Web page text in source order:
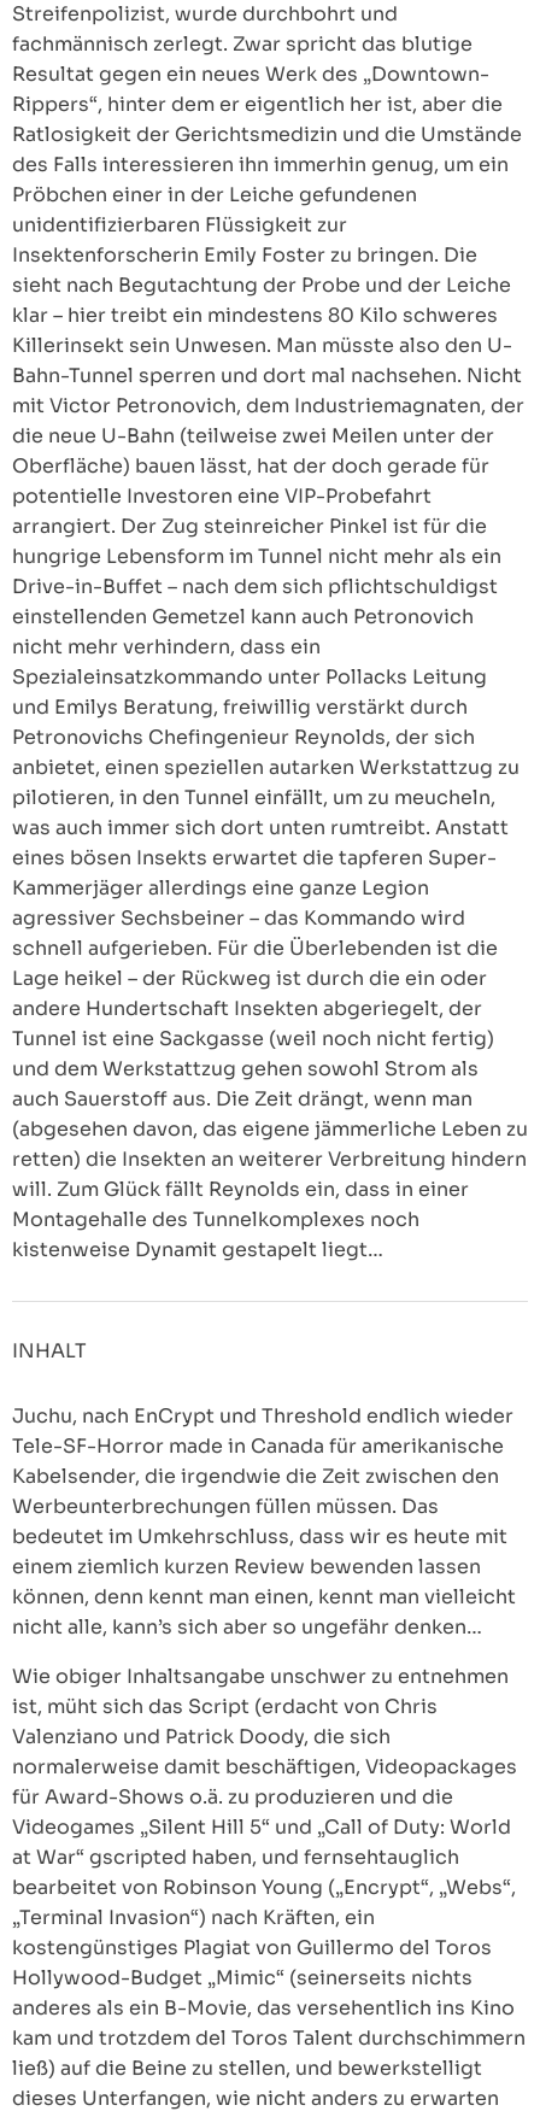
Streifenpolizist, wurde durchbohrt und
fachmännisch zerlegt. Zwar spricht das blutige
Resultat gegen ein neues Werk des „Downtown-
Rippers“, hinter dem er eigentlich her ist, aber die
Ratlosigkeit der Gerichtsmedizin und die Umstände
des Falls interessieren ihn immerhin genug, um ein
Pröbchen einer in der Leiche gefundenen
unidentifizierbaren Flüssigkeit zur
Insektenforscherin Emily Foster zu bringen. Die
sieht nach Begutachtung der Probe und der Leiche
klar – hier treibt ein mindestens 80 Kilo schweres
Killerinsekt sein Unwesen. Man müsste also den U-
Bahn-Tunnel sperren und dort mal nachsehen. Nicht
mit Victor Petronovich, dem Industriemagnaten, der
die neue U-Bahn (teilweise zwei Meilen unter der
Oberfläche) bauen lässt, hat der doch gerade für
potentielle Investoren eine VIP-Probefahrt
arrangiert. Der Zug steinreicher Pinkel ist für die
hungrige Lebensform im Tunnel nicht mehr als ein
Drive-in-Buffet – nach dem sich pflichtschuldigst
einstellenden Gemetzel kann auch Petronovich
nicht mehr verhindern, dass ein
Spezialeinsatzkommando unter Pollacks Leitung
und Emilys Beratung, freiwillig verstärkt durch
Petronovichs Chefingenieur Reynolds, der sich
anbietet, einen speziellen autarken Werkstattzug zu
pilotieren, in den Tunnel einfällt, um zu meucheln,
was auch immer sich dort unten rumtreibt. Anstatt
eines bösen Insekts erwartet die tapferen Super-
Kammerjäger allerdings eine ganze Legion
agressiver Sechsbeiner – das Kommando wird
schnell aufgerieben. Für die Überlebenden ist die
Lage heikel – der Rückweg ist durch die ein oder
andere Hundertschaft Insekten abgeriegelt, der
Tunnel ist eine Sackgasse (weil noch nicht fertig)
und dem Werkstattzug gehen sowohl Strom als
auch Sauerstoff aus. Die Zeit drängt, wenn man
(abgesehen davon, das eigene jämmerliche Leben zu
retten) die Insekten an weiterer Verbreitung hindern
will. Zum Glück fällt Reynolds ein, dass in einer
Montagehalle des Tunnelkomplexes noch
kistenweise Dynamit gestapelt liegt…
INHALT
Juchu, nach EnCrypt und Threshold endlich wieder
Tele-SF-Horror made in Canada für amerikanische
Kabelsender, die irgendwie die Zeit zwischen den
Werbeunterbrechungen füllen müssen. Das
bedeutet im Umkehrschluss, dass wir es heute mit
einem ziemlich kurzen Review bewenden lassen
können, denn kennt man einen, kennt man vielleicht
nicht alle, kann’s sich aber so ungefähr denken…
Wie obiger Inhaltsangabe unschwer zu entnehmen
ist, müht sich das Script (erdacht von Chris
Valenziano und Patrick Doody, die sich
normalerweise damit beschäftigen, Videopackages
für Award-Shows o.ä. zu produzieren und die
Videogames „Silent Hill 5“ und „Call of Duty: World
at War“ gscripted haben, und fernsehtauglich
bearbeitet von Robinson Young („Encrypt“, „Webs“,
„Terminal Invasion“) nach Kräften, ein
kostengünstiges Plagiat von Guillermo del Toros
Hollywood-Budget „Mimic“ (seinerseits nichts
anderes als ein B-Movie, das versehentlich ins Kino
kam und trotzdem del Toros Talent durchschimmern
ließ) auf die Beine zu stellen, und bewerkstelligt
dieses Unterfangen, wie nicht anders zu erwarten